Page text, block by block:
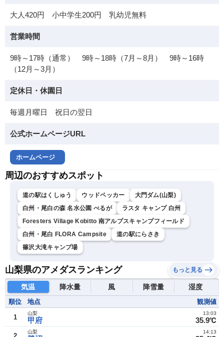
大人420円 小中学生200円 乳幼児無料
営業時間
9時～17時（通常） 9時～18時（7月～8月） 9時～16時
（12月～3月）
定休日・休園日
毎週月曜日 祝日の翌日
公式ホームページURL
ホームページ
周辺のおすすめスポット
道の駅はくしゅう ウッドペッカー
大門ダム(山梨)
白州・尾白の森 名水公園 べるが
ラスタ キャンプ 白州
Foresters Village Kobitto 南アルプスキャンプフィールド
白州・尾白 FLORA Campsite
道の駅にらさき
篠沢大滝キャンプ場
山梨県のアメダスランキング もっと見る
気温 降水量 風 降雪量 湿度
順位 地点 観測値
1 甲府
山梨
35.9℃
13:03
2 山梨 14:13